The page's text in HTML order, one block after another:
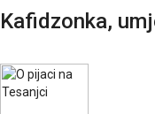
Kafidzonka,